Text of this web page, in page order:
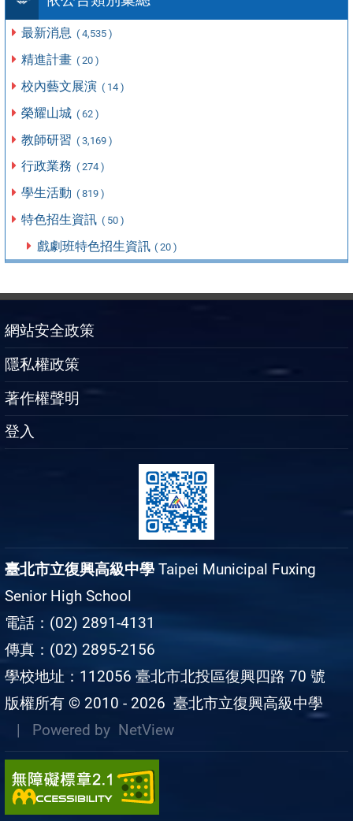
最新消息 ( 4,535 )
精進計畫 ( 20 )
校內藝文展演 ( 14 )
榮耀山城 ( 62 )
教師研習 ( 3,169 )
行政業務 ( 274 )
學生活動 ( 819 )
特色招生資訊 ( 50 )
戲劇班特色招生資訊 ( 20 )
網站安全政策
隱私權政策
著作權聲明
登入
臺北市立復興高級中學 Taipei Municipal Fuxing
Senior High School
電話：(02) 2891-4131
傳真：(02) 2895-2156
學校地址：112056 臺北市北投區復興四路 70 號
版權所有 © 2010 - 2026 臺北市立復興高級中學
| Powered by NetView